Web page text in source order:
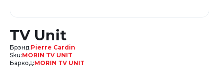
TV Unit
Брэнд:Pierre Cardin
Sku:MORIN TV UNIT
Баркод:MORIN TV UNIT